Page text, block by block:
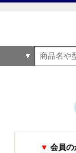
▼ 会員の